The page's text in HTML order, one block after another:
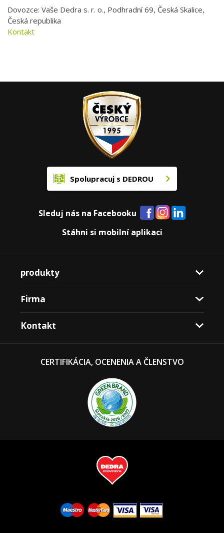
Dovozce: Vaše Dedra s. r. o., Podhradní 69, Česká Skalice,
Česká republika
Kontakt
Spolupracuj s DEDROU
Sleduj nás na Facebooku
Stáhni si mobilní aplikaci
produkty
Firma
Kontakt
CERTIFIKÁCIA, OCENENIA A ČLENSTVO